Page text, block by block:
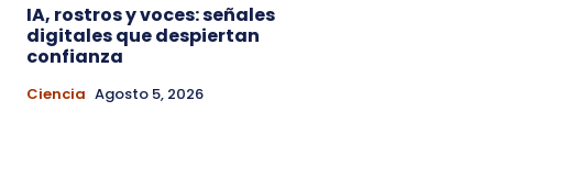
IA, rostros y voces: señales
digitales que despiertan
confianza
Ciencia Agosto 5, 2026